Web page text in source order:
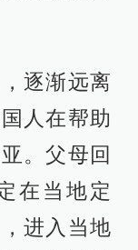
逐渐远离
人在帮助
。父母回
在当地定
进入当地